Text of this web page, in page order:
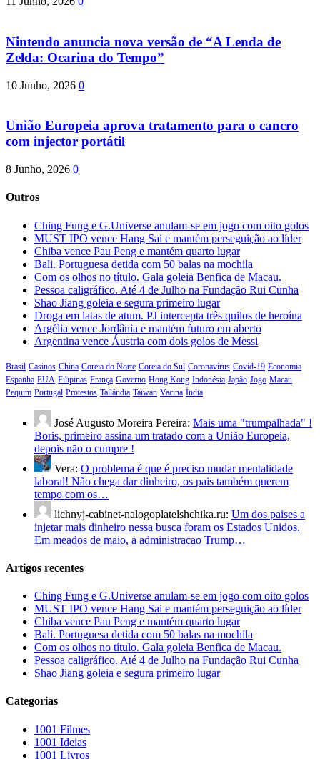
Nintendo anuncia nova versão de “A Lenda de
Zelda: Ocarina do Tempo”
10 Junho, 2026 0
União Europeia aprova tratamento para o cancro
com injector portátil
8 Junho, 2026 0
Outros
Ching Fung e G.Universe anulam-se em jogo com oito golos
MUST IPO vence Hang Sai e mantém perseguição ao líder
Chiba vence Pau Peng e mantém quarto lugar
Bali. Portuguesa detida com 50 balas na mochila
Com os olhos no título. Gala goleia Benfica de Macau.
Pessoa caligráfico. Até 4 de Julho na Fundação Rui Cunha
Shao Jiang goleia e segura primeiro lugar
Droga em latas de atum. PJ intercepta três quilos de heroína
Argélia vence Jordânia e mantém futuro em aberto
Argentina vence Áustria com dois golos de Messi
Brasil Casinos China Coreia do Norte Coreia do Sul Coronavírus Covid-19 Economia
Espanha EUA Filipinas França Governo Hong Kong Indonésia Japão Jogo Macau
Pequim Portugal Protestos Tailândia Taiwan Vacina Índia
José Augusto Moreira Pereira: Mais uma "trumpalhada" !
Boris, primeiro assina um tratado com a União Europeia,
depois não o cumpre !
Vera: O problema é que é preciso mudar mentalidade
laboral! Não chega dar dinheiro, os pais também querem
tempo com os…
lichnyj-cabinet-nalogoplatelshchika.ru: Um dos paises a
injetar mais dinheiro nessa busca foram os Estados Unidos.
Em meados de maio, a administracao Trump…
Artigos recentes
Ching Fung e G.Universe anulam-se em jogo com oito golos
MUST IPO vence Hang Sai e mantém perseguição ao líder
Chiba vence Pau Peng e mantém quarto lugar
Bali. Portuguesa detida com 50 balas na mochila
Com os olhos no título. Gala goleia Benfica de Macau.
Pessoa caligráfico. Até 4 de Julho na Fundação Rui Cunha
Shao Jiang goleia e segura primeiro lugar
Categorias
1001 Filmes
1001 Ideias
1001 Livros